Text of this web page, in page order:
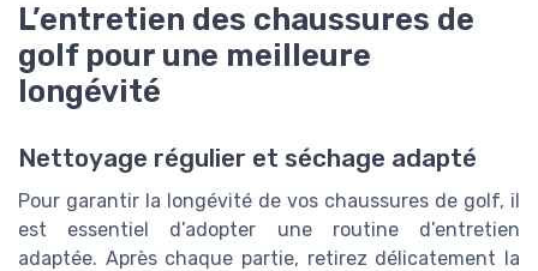
L’entretien des chaussures de
golf pour une meilleure
longévité
Nettoyage régulier et séchage adapté
Pour garantir la longévité de vos chaussures de golf, il
est essentiel d’adopter une routine d’entretien
adaptée. Après chaque partie, retirez délicatement la